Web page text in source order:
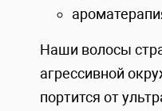
Наши волосы
агрессивной
портится от